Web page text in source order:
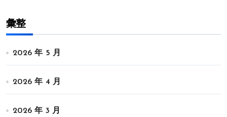
彙整
2026 年 5 月
2026 年 4 月
2026 年 3 月